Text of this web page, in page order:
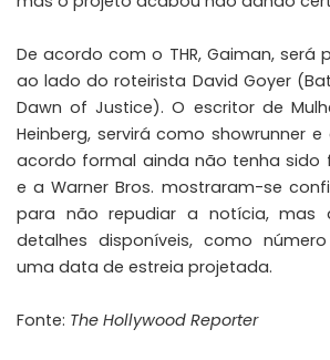
De acordo com o THR, Gaiman, será
ao lado do roteirista David Goyer
Dawn of Justice). O escritor de
Heinberg, servirá como showrunner
acordo formal ainda não tenha sido
e a Warner Bros. mostraram-se
para não repudiar a notícia, mas
detalhes disponíveis, como
uma data de estreia projetada.
Fonte: The Hollywood Reporter